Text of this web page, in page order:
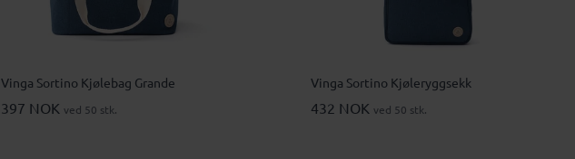
Vinga Sortino Kjølebag Grande
397 NOK ved 50 stk.
Vinga Sortino Kjøleryggsekk
432 NOK ved 50 stk.